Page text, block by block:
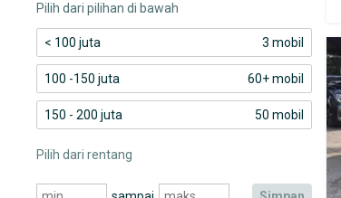
Pilih dari pilihan di bawah
< 100 juta 3 mobil
100 -150 juta 60+ mobil
150 - 200 juta 50 mobil
Pilih dari rentang